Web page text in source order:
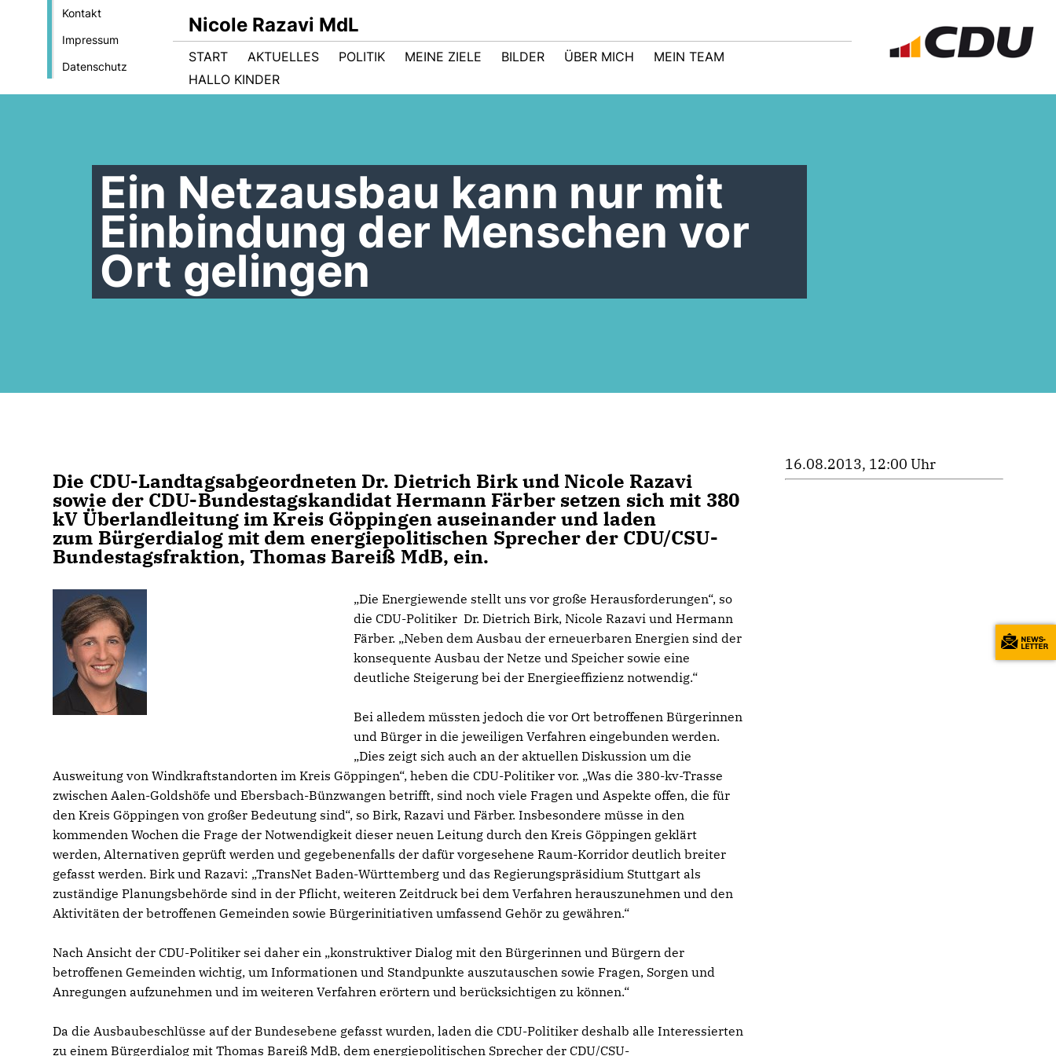
Kontakt
Impressum
Datenschutz
Nicole Razavi MdL
START AKTUELLES POLITIK MEINE ZIELE BILDER ÜBER MICH
MEIN TEAM
HALLO KINDER
Ein Netzausbau kann nur mit
Einbindung der Menschen vor
Ort gelingen
Die CDU-Landtagsabgeordneten Dr. Dietrich Birk und Nicole Razavi
sowie der CDU-Bundestagskandidat Hermann Färber setzen sich mit 380
kV Überlandleitung im Kreis Göppingen auseinander und laden
zum Bürgerdialog mit dem energiepolitischen Sprecher der CDU/CSU-
Bundestagsfraktion, Thomas Bareiß MdB, ein.
Die Energiewende stellt uns vor große Herausforderungen“, so
die CDU-Politiker Dr. Dietrich Birk, Nicole Razavi und Hermann
Färber. „Neben dem Ausbau der erneuerbaren Energien sind der
konsequente Ausbau der Netze und Speicher sowie eine
deutliche Steigerung bei der Energieeffizienz notwendig.“
Bei alledem müssten jedoch die vor Ort betroffenen Bürgerinnen
und Bürger in die jeweiligen Verfahren eingebunden werden.
Dies zeigt sich auch an der aktuellen Diskussion um die
Ausweitung von Windkraftstandorten im Kreis Göppingen“, heben die CDU-Politiker vor. „Was die 380-kv-Trasse
zwischen Aalen-Goldshöfe und Ebersbach-Bünzwangen betrifft, sind noch viele Fragen und Aspekte offen, die für
den Kreis Göppingen von großer Bedeutung sind“, so Birk, Razavi und Färber. Insbesondere müsse in den
kommenden Wochen die Frage der Notwendigkeit dieser neuen Leitung durch den Kreis Göppingen geklärt
werden, Alternativen geprüft werden und gegebenenfalls der dafür vorgesehene Raum-Korridor deutlich breiter
gefasst werden. Birk und Razavi: „TransNet Baden-Württemberg und das Regierungspräsidium Stuttgart als
zuständige Planungsbehörde sind in der Pflicht, weiteren Zeitdruck bei dem Verfahren herauszunehmen und den
Aktivitäten der betroffenen Gemeinden sowie Bürgerinitiativen umfassend Gehör zu gewähren.“
Nach Ansicht der CDU-Politiker sei daher ein „konstruktiver Dialog mit den Bürgerinnen und Bürgern der
betroffenen Gemeinden wichtig, um Informationen und Standpunkte auszutauschen sowie Fragen, Sorgen und
Anregungen aufzunehmen und im weiteren Verfahren erörtern und berücksichtigen zu können.“
Da die Ausbaubeschlüsse auf der Bundesebene gefasst wurden, laden die CDU-Politiker deshalb alle Interessierten
zu einem Bürgerdialog mit Thomas Bareiß MdB, dem energiepolitischen Sprecher der CDU/CSU-
16.08.2013, 12:00 Uhr